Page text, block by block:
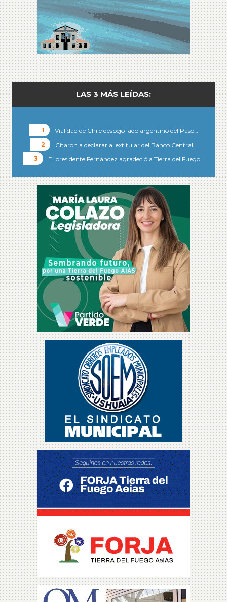
LAS 3 MÁS LEÍDAS:
Vialidad de Chile despejó lado argentino del Paso…
Citaron a declarar al extitular del Banco Central…
El presidente Fernández agradeció a Tierra del Fuego…